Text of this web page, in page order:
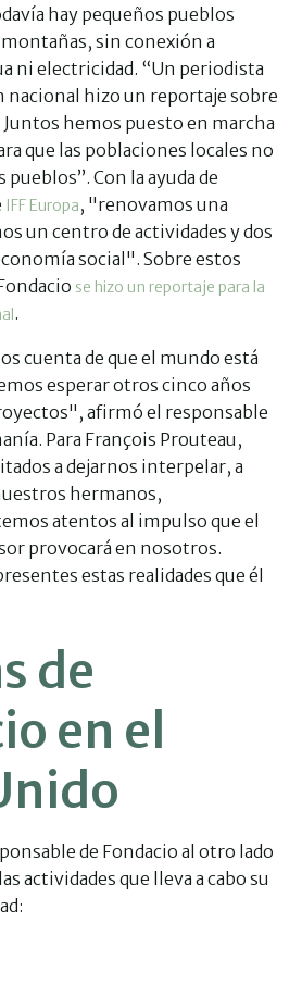
hay pequeños pueblos
montañas, sin conexión a
ni electricidad. “Un periodista
nacional hizo un reportaje sobre
hemos puesto en marcha
que las poblaciones locales no
pueblos”. Con la ayuda de
IFF Europa, "renovamos una
un centro de actividades y dos
social". Sobre estos
se hizo un reportaje para la
.
cuenta de que el mundo está
esperar otros cinco años
afirmó el responsable
Para François Prouteau,
a dejarnos interpelar, a
hermanos,
atentos al impulso que el
provocará en nosotros.
estas realidades que él
de
en el
de Fondacio al otro lado
actividades que lleva a cabo su